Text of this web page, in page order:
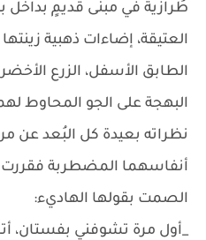
طُرازية في مبنى قديمٍ بداخل
العتيقة، إضاءات ذهبية
الطابق الأسفل، الزرع
البهجة على الجو المحاوط
نظراته بعيدة كل البُعد عن
أنفاسهما المضطربة
الصمت بقولها الهاديء:
_أول مرة تشوفني بفستان،